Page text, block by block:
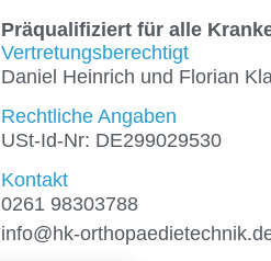
Präqualifiziert für alle
Vertretungsberechtigt
Daniel Heinrich und Florian
Rechtliche Angaben
USt-Id-Nr: DE299029530
Kontakt
0261 98303788
info@hk-